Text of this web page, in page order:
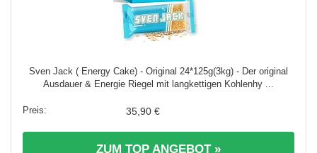
Sven Jack ( Energy Cake) - Original 24*125g(3kg) - Der original
Ausdauer & Energie Riegel mit langkettigen Kohlenhy ...
35,90 €
ZUM TOP ANGEBOT »